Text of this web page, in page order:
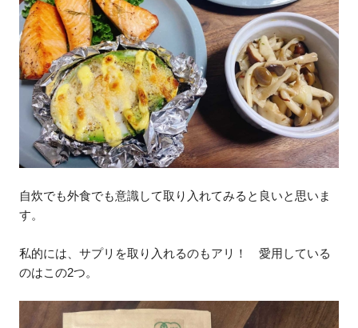
自炊でも外食でも意識して取り入れてみると良いと思いま
す。
私的には、サプリを取り入れるのもアリ！ 愛用している
のはこの2つ。